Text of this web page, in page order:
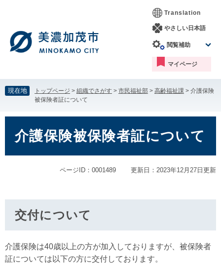
す。
し
て
本
へ
Translation
やさしい日本語
閲覧補助
マイページ
現在地 トップページ > 組織でさがす > 市民福祉部 > 高齢福祉課 > 介護保険
被保険者証について
介護保険被保険者証について
ページID：0001489 更新日：2023年12月27日更新
交付について
介護保険は40歳以上の方が加入しておりますが、被保険者
証については以下の方に交付しております。